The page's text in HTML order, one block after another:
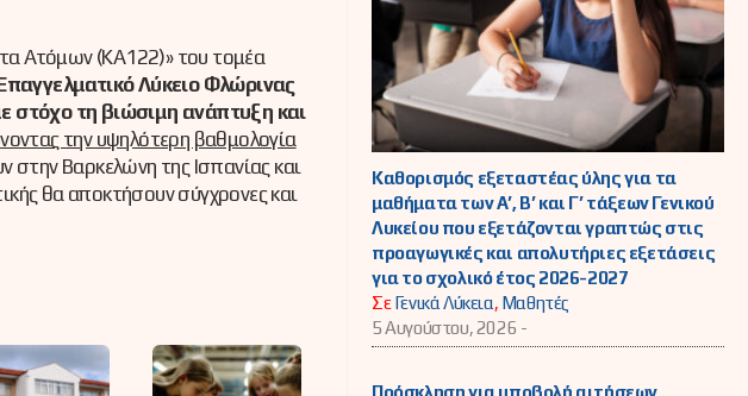
Ατόμων (ΚΑ122)» του τομέα
Λύκειο Φλώρινας
στόχο τη βιώσιμη ανάπτυξη και
την υψηλότερη βαθμολογία
στην Βαρκελώνη της Ισπανίας και
θα αποκτήσουν σύγχρονες και
Καθορισμός εξεταστέας ύλης για τα
μαθήματα των Α’, Β’ και Γ’ τάξεων Γενικού
Λυκείου που εξετάζονται γραπτώς στις
προαγωγικές και απολυτήριες εξετάσεις
για το σχολικό έτος 2026-2027
ΣεΓενικά Λύκεια, Μαθητές
5 Αυγούστου, 2026 -